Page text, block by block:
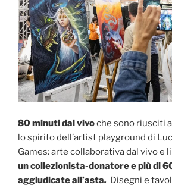
80 minuti dal vivoche sono riusciti
lo spirito dell’artist playground di
Games: arte collaborativa dal vivo e
un collezionista-donatore e più di
aggiudicate all’asta. Disegni e